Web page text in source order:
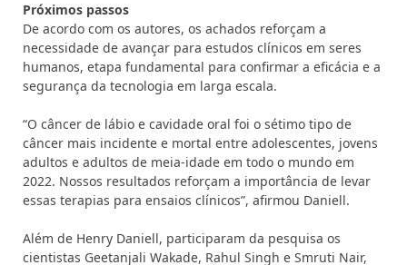
Próximos passos
De acordo com os autores, os achados reforçam a
necessidade de avançar para estudos clínicos em seres
humanos, etapa fundamental para confirmar a eficácia e a
segurança da tecnologia em larga escala.
“O câncer de lábio e cavidade oral foi o sétimo tipo de
câncer mais incidente e mortal entre adolescentes, jovens
adultos e adultos de meia-idade em todo o mundo em
2022. Nossos resultados reforçam a importância de levar
essas terapias para ensaios clínicos”, afirmou Daniell.
Além de Henry Daniell, participaram da pesquisa os
cientistas Geetanjali Wakade, Rahul Singh e Smruti Nair,